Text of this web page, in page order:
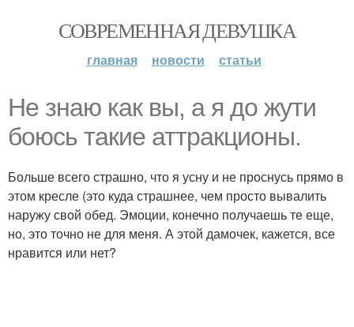
СОВРЕМЕННАЯ ДЕВУШКА
главная новости статьи
Не знаю как вы, а я до жути
боюсь такие аттракционы.
Больше всего страшно, что я усну и не проснусь прямо в
этом кресле (это куда страшнее, чем просто вывалить
наружу свой обед. Эмоции, конечно получаешь те еще,
но, это точно не для меня. А этой дамочек, кажется, все
нравится или нет?